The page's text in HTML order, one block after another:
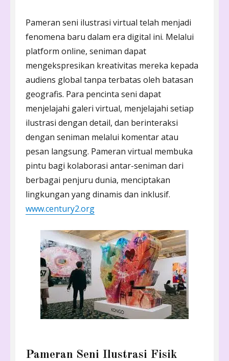
Pameran seni ilustrasi virtual telah menjadi
fenomena baru dalam era digital ini. Melalui
platform online, seniman dapat
mengekspresikan kreativitas mereka kepada
audiens global tanpa terbatas oleh batasan
geografis. Para pencinta seni dapat
menjelajahi galeri virtual, menjelajahi setiap
ilustrasi dengan detail, dan berinteraksi
dengan seniman melalui komentar atau
pesan langsung. Pameran virtual membuka
pintu bagi kolaborasi antar-seniman dari
berbagai penjuru dunia, menciptakan
lingkungan yang dinamis dan inklusif.
www.century2.org
Pameran Seni Ilustrasi Fisik